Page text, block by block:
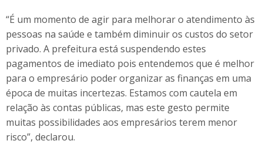
“É um momento de agir para melhorar o atendimento às
pessoas na saúde e também diminuir os custos do setor
privado. A prefeitura está suspendendo estes
pagamentos de imediato pois entendemos que é melhor
para o empresário poder organizar as finanças em uma
época de muitas incertezas. Estamos com cautela em
relação às contas públicas, mas este gesto permite
muitas possibilidades aos empresários terem menor
risco”, declarou.